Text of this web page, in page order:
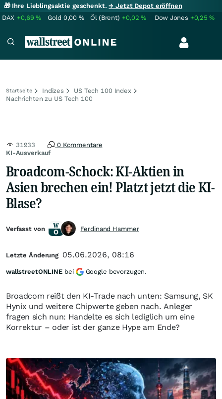
🎁 Ihre Lieblingsaktie geschenkt.→ Jetzt Depot eröffnen
DAX +0,69% Gold 0,00 % Öl (Brent) +0,02% Dow Jones +0,25%
Startseite Indizes
US Tech 100 Index
Nachrichten zu US Tech 100
KI-Ausverkauf
31933 0 Kommentare
Broadcom-Schock: KI-Aktien in
Asien brechen ein! Platzt jetzt die KI-
Blase?
Broadcom reißt den KI-Trade nach unten: Samsung, SK
Hynix und weitere Chipwerte geben nach. Anleger
fragen sich nun: Handelte es sich lediglich um eine
Korrektur – oder ist der ganze Hype am Ende?
Verfasst von Ferdinand Hammer
Letzte Änderung 05.06.2026, 08:16
wallstreetONLINE bei Google bevorzugen.